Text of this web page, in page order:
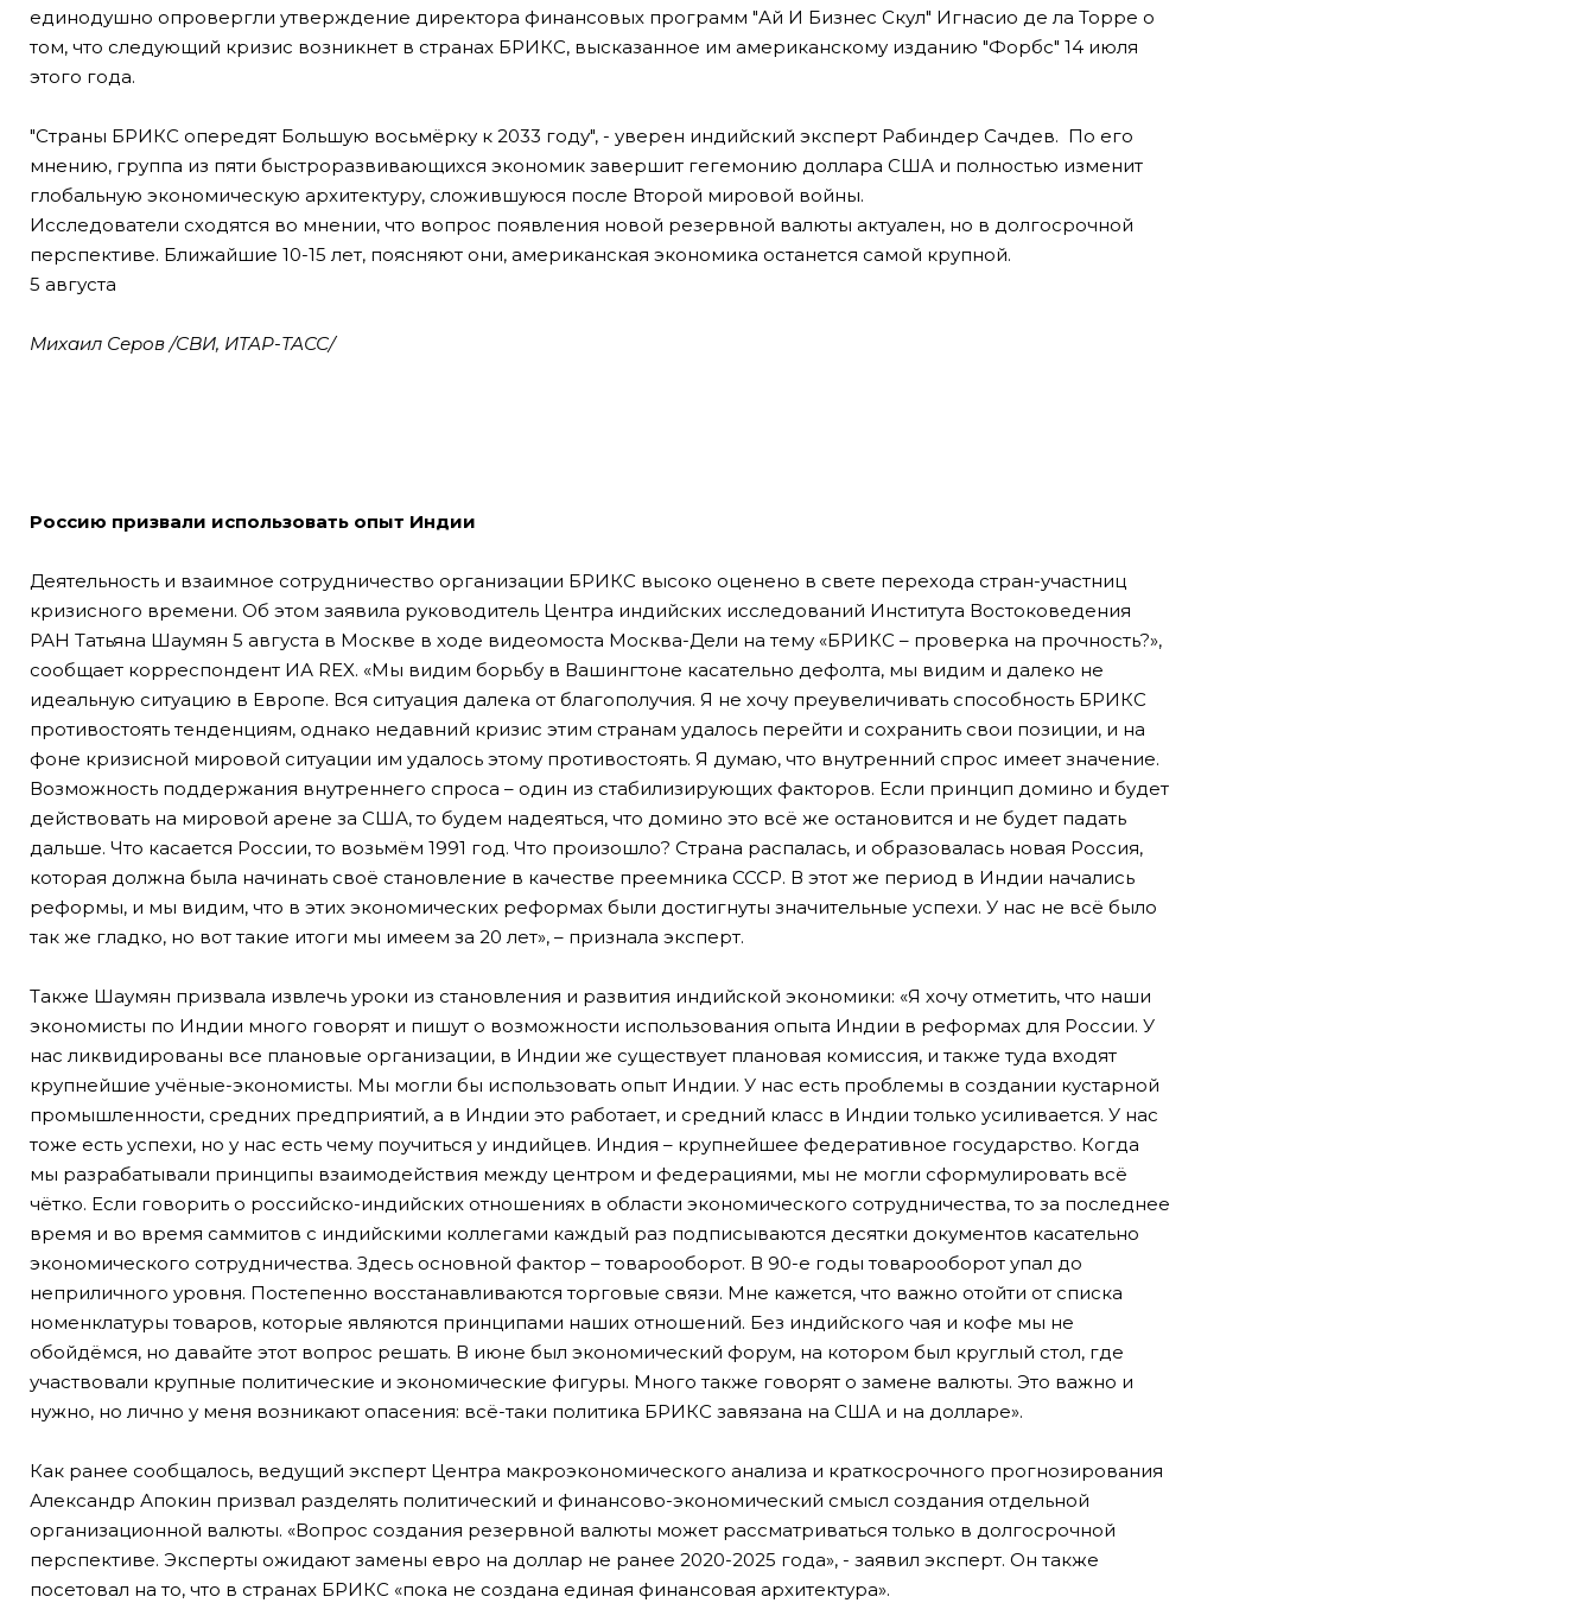
единодушно опровергли утверждение директора финансовых программ "Ай И Бизнес Скул" Игнасио де ла Торре о
том, что следующий кризис возникнет в странах БРИКС, высказанное им американскому изданию "Форбс" 14 июля
этого года.
"Страны БРИКС опередят Большую восьмёрку к 2033 году", - уверен индийский эксперт Рабиндер Сачдев. По его
мнению, группа из пяти быстроразвивающихся экономик завершит гегемонию доллара США и полностью изменит
глобальную экономическую архитектуру, сложившуюся после Второй мировой войны.
Исследователи сходятся во мнении, что вопрос появления новой резервной валюты актуален, но в долгосрочной
перспективе. Ближайшие 10-15 лет, поясняют они, американская экономика останется самой крупной.
5 августа
Михаил Серов /СВИ, ИТАР-ТАСС/
Россию призвали использовать опыт Индии
Деятельность и взаимное сотрудничество организации БРИКС высоко оценено в свете перехода стран-участниц
кризисного времени. Об этом заявила руководитель Центра индийских исследований Института Востоковедения
РАН Татьяна Шаумян 5 августа в Москве в ходе видеомоста Москва-Дели на тему «БРИКС – проверка на прочность?»,
сообщает корреспондент ИА REX. «Мы видим борьбу в Вашингтоне касательно дефолта, мы видим и далеко не
идеальную ситуацию в Европе. Вся ситуация далека от благополучия. Я не хочу преувеличивать способность БРИКС
противостоять тенденциям, однако недавний кризис этим странам удалось перейти и сохранить свои позиции, и на
фоне кризисной мировой ситуации им удалось этому противостоять. Я думаю, что внутренний спрос имеет значение.
Возможность поддержания внутреннего спроса – один из стабилизирующих факторов. Если принцип домино и будет
действовать на мировой арене за США, то будем надеяться, что домино это всё же остановится и не будет падать
дальше. Что касается России, то возьмём 1991 год. Что произошло? Страна распалась, и образовалась новая Россия,
которая должна была начинать своё становление в качестве преемника СССР. В этот же период в Индии начались
реформы, и мы видим, что в этих экономических реформах были достигнуты значительные успехи. У нас не всё было
так же гладко, но вот такие итоги мы имеем за 20 лет», – признала эксперт.
Также Шаумян призвала извлечь уроки из становления и развития индийской экономики: «Я хочу отметить, что наши
экономисты по Индии много говорят и пишут о возможности использования опыта Индии в реформах для России. У
нас ликвидированы все плановые организации, в Индии же существует плановая комиссия, и также туда входят
крупнейшие учёные-экономисты. Мы могли бы использовать опыт Индии. У нас есть проблемы в создании кустарной
промышленности, средних предприятий, а в Индии это работает, и средний класс в Индии только усиливается. У нас
тоже есть успехи, но у нас есть чему поучиться у индийцев. Индия – крупнейшее федеративное государство. Когда
мы разрабатывали принципы взаимодействия между центром и федерациями, мы не могли сформулировать всё
чётко. Если говорить о российско-индийских отношениях в области экономического сотрудничества, то за последнее
время и во время саммитов с индийскими коллегами каждый раз подписываются десятки документов касательно
экономического сотрудничества. Здесь основной фактор – товарооборот. В 90-е годы товарооборот упал до
неприличного уровня. Постепенно восстанавливаются торговые связи. Мне кажется, что важно отойти от списка
номенклатуры товаров, которые являются принципами наших отношений. Без индийского чая и кофе мы не
обойдёмся, но давайте этот вопрос решать. В июне был экономический форум, на котором был круглый стол, где
участвовали крупные политические и экономические фигуры. Много также говорят о замене валюты. Это важно и
нужно, но лично у меня возникают опасения: всё-таки политика БРИКС завязана на США и на долларе».
Как ранее сообщалось, ведущий эксперт Центра макроэкономического анализа и краткосрочного прогнозирования
Александр Апокин призвал разделять политический и финансово-экономический смысл создания отдельной
организационной валюты. «Вопрос создания резервной валюты может рассматриваться только в долгосрочной
перспективе. Эксперты ожидают замены евро на доллар не ранее 2020-2025 года», - заявил эксперт. Он также
посетовал на то, что в странах БРИКС «пока не создана единая финансовая архитектура».